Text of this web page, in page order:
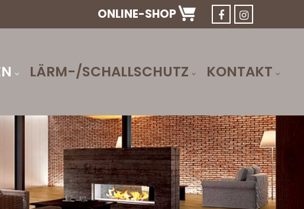
ONLINE-SHOP
LÄRM-/SCHALLSCHUTZ KONTAKT